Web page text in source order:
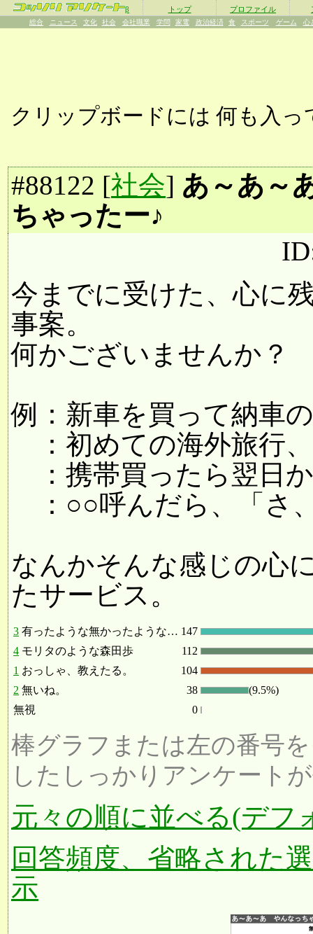
β トップ プロファイル
総合 ニュース 文化 社会 会社職業 学問 家電 政治経済 食 スポーツ ゲーム 心
クリップボードには 何も入っ
#88122 [社会] あ～あ～
ちゃったー♪
今までに受けた、心に
事案。
何かございませんか？
例：新車を買って納車
：初めての海外旅行
：携帯買ったら翌日
：○○呼んだら、「さ
なんかそんな感じの心
たサービス。
3 有ったような無かったような… 147
4 モリタのような森田歩
112
1 おっしゃ、教えたる。
104
2 無いね。 38
(9.5%)
無視
0
棒グラフまたは左の番号
したしっかりアンケート
元々の順に並べる(デフ
回答頻度、省略された
示